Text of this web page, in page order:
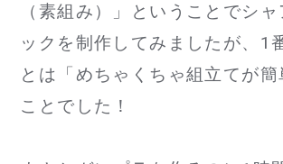
（素組み）」ということでシ
ックを制作してみましたが、1
とは「めちゃくちゃ組立てが簡
ことでした！